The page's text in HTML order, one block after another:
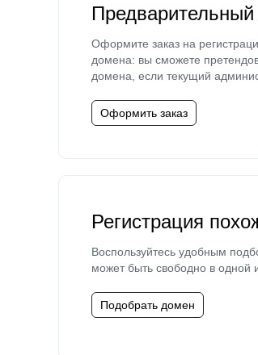
Предварительный
Оформите заказ на
домена: вы сможете
домена, если текущий
Оформить заказ
Регистрация
Воспользуйтесь удобным
может быть свободно в одной
Подобрать домен